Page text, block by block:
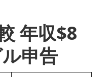
年収$8
申告